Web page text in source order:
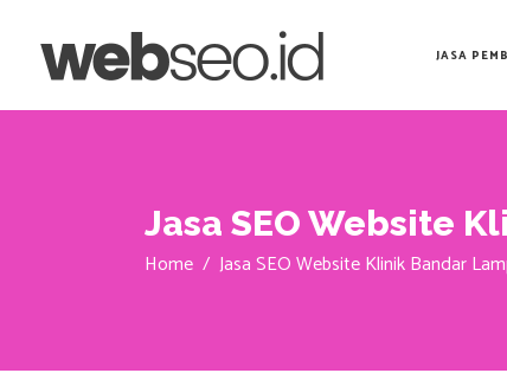
JASA
Jasa SEO Website
Home / Jasa SEO Website Klinik Bandar